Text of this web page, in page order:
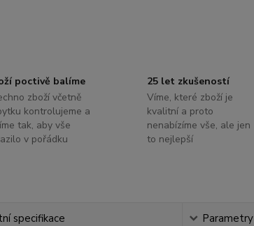
poctivě balíme
zboží včetně
kontrolujeme a
tak, aby vše
v pořádku
25 let zkušeností
Víme, které zboží je
kvalitní a proto
nenabízíme vše, ale jen
to nejlepší
specifikace Parametry